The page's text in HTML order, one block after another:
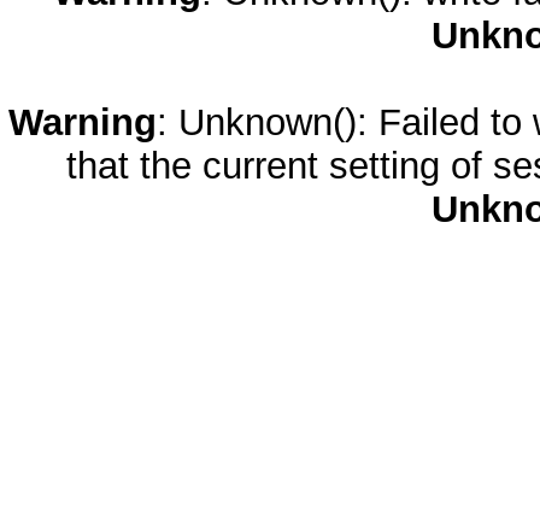
Warning: Unknown(): Failed
that the current setting of